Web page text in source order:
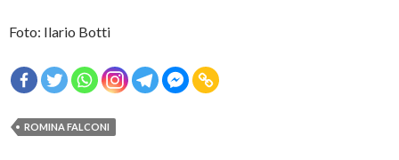
Foto: Ilario Botti
ROMINA FALCONI